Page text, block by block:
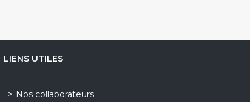
LIENS UTILES
Nos collaborateurs